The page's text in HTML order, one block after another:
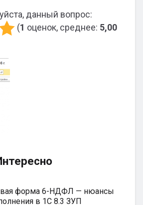
данный вопрос:
(1 оценок, среднее: 5,00
форма 6-НДФЛ — нюансы
в 1С 8.3 ЗУП